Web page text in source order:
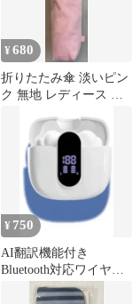
¥680
折りたたみ傘 淡いピン
ク 無地 レディース コ
き 雨傘
¥ 750
AI翻訳機能付き
Bluetooth対応ワイヤレ
スイヤホン H-03 ホ